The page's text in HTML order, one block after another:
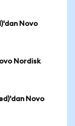
Novo
Nordisk
Novo